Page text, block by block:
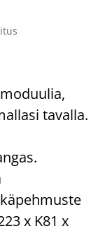
tavalla.
x K81 x